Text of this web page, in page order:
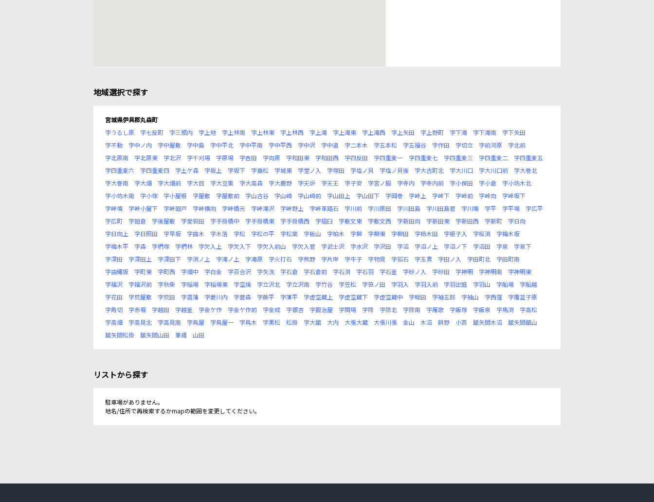
地域選択で探す
宮城県伊具郡丸森町
字うるし原
字七反町 字三瓶内 字上地 字上林南 字上林東 字上林西 字上滝 字上滝東 字上滝西 字上矢田 字上野町 字下滝 字下滝南
字下矢田
字不動
字中ノ内 字中屋敷 字中島 字中平北 字中平南 字中平西 字中沢 字中道 字二本木 字五本松 字五福谷 字作田 字切立 字前河原
字北前
字北原南
字北原東 字北沢 字千刈場 字原場 字吉田 字向原 字和田東 字和田西 字四反田 字四重麦一 字四重麦七 字四重麦三 字四重麦二
字四重麦五
字四重麦六
字四重麦四 字土ケ森 字坂上 字坂下 字垂松 字城東 字堂ノ入 字塚田 字塩ノ貝 字塩ノ貝後 字大古町北 字大川口 字大川口前
字大巻北
字大巻南
字大畑 字大畑前 字大目 字大豆栗 字大高森 字大鹿野 字天炉 字天王 字子安 字宮ノ脇 字寺内 字寺内前 字小保田 字小倉
字小坊木北
字小坊木南
字小塚 字小屋根 字屋敷 字屋敷前 字山古谷 字山崎 字山崎前 字山田上 字山田下 字岡巻 字峠上 字峠下 字峠前 字峠向
字峠坂下
字峠境
字峠小屋下 字峠廻戸 字峠横向 字峠橋元 字峠滝沢 字峠野上 字峠革踏石 字川前 字川原田 字川田島 字川田島菅 字川端 字平 字平場
字広平
字広町
字廻倉 字後屋敷 字愛宕田 字手掛橋中 字手掛橋東 字手掛橋西 字摺臼 字敷文東 字敷文西 字新田向 字新田東 字新田西 字新町
字日向
字日向上
字日照田 字早坂 字曲木 字木落 字松 字松の平 字松葉 字板山 字柏木 字柳 字柳東 字柳田 字柿木田 字根子入 字桜渕
字梅木坂
字梅木平
字森 字椚塚 字椚林 字欠入上 字欠入下 字欠入前山 字欠入菅 字武士沢 字水沢 字沢田 字沼 字沼ノ上 字沼ノ下 字沼田 字泉
字泉下
字深田
字深田上 字深田下 字渕ノ上 字滝ノ上 字滝原 字火打石 字熊野 字片岸 字牛子 字物見 字狐石 字玉貫 字田ノ入 字田町北
字田町南
字由縄坂
字町東 字町西 字畑中 字白金 字百合沢 字矢洗 字石倉 字石倉前 字石渕 字石羽 字石釜 字砂ノ入 字砂田 字神明 字神明南
字神明東
字福沢
字福沢前 字秋柴 字稲場 字稲場東 字空焼 字立沢北 字立沢南 字竹谷 字笠松 字笹ノ田 字羽入 字羽入前 字羽出庭 字羽山 字船場
字船越
字花田
字荒屋敷 字荒田 字菖蒲 字菱川内 字萓森 字蕨平 字薄平 字虚空蔵上 字虚空蔵下 字虚空蔵中 字蛭田 字袖五郎 字袖山 字西窪
字覆盆子原
字角切
字赤堀 字越田 字越釜 字金ケ作 字金ケ作前 字金成 字銀杏 字鍜治屋 字関場 字除 字除北 字除南 字雁歌 字飯塚 字飯泉 字馬渕
字高松
字高畑
字高見北 字高見南 字鳥屋 字鳥屋一 字鳥木 字黒松 松掛 字大舘 大内 大張大蔵 大張川張 金山 木沼 耕野 小斎 舘矢間木沼
舘矢間舘山
舘矢間松掛
舘矢間山田 筆甫 山田
リストから探す
駐車場がありません。
地名/住所で再検索するかmapの範囲を変更してください。